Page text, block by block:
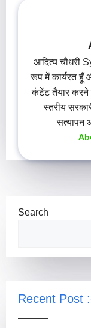
आदित्य चौधरी
रूप में कार्यरत हूँ
कंटेंट तैयार करने
स्तरीय
सत्यापन
Search
Recent Post